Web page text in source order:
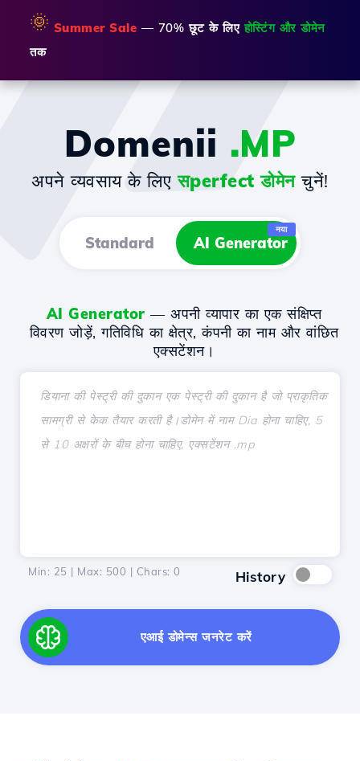
🌞 Summer Sale — 70% छूट के लिएहोस्टिंग और डोमेन
तक
Domenii .MP
अपने व्यवसाय के लिएसperfect डोमेनचुनें!
Standard AI Generator
नया
AI Generator — अपनी व्यापार का एक संक्षिप्त
विवरण जोड़ें, गतिविधि का क्षेत्र, कंपनी का नाम और वांछित
एक्सटेंशन।
Min: 25 | Max: 500 | Chars: 0 History
एआई डोमेन्स जनरेट करें